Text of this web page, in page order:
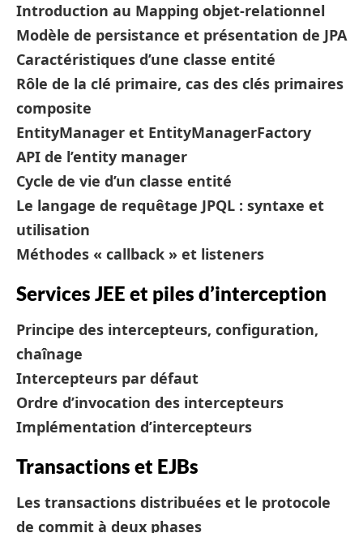
Introduction au Mapping objet-relationnel
Modèle de persistance et présentation de JPA
Caractéristiques d’une classe entité
Rôle de la clé primaire, cas des clés primaires
composite
EntityManager et EntityManagerFactory
API de l’entity manager
Cycle de vie d’un classe entité
Le langage de requêtage JPQL : syntaxe et
utilisation
Méthodes « callback » et listeners
Services JEE et piles d’interception
Principe des intercepteurs, configuration,
chaînage
Intercepteurs par défaut
Ordre d’invocation des intercepteurs
Implémentation d’intercepteurs
Transactions et EJBs
Les transactions distribuées et le protocole
de commit à deux phases